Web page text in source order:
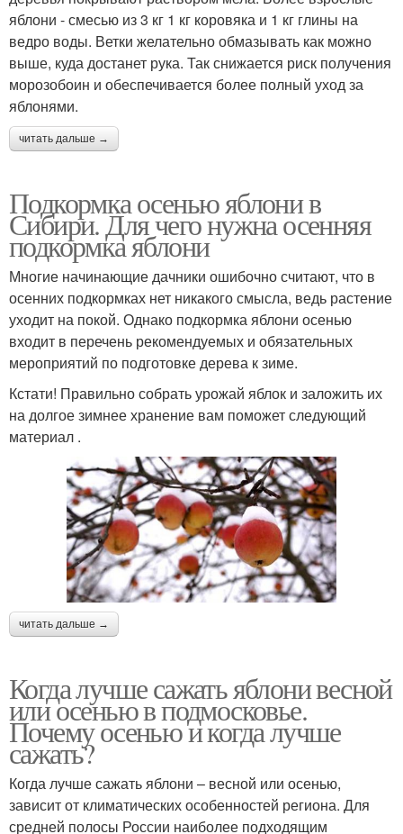
яблони - смесью из 3 кг 1 кг коровяка и 1 кг глины на
ведро воды. Ветки желательно обмазывать как можно
выше, куда достанет рука. Так снижается риск получения
морозобоин и обеспечивается более полный уход за
яблонями.
читать дальше →
Подкормка осенью яблони в
Сибири. Для чего нужна осенняя
подкормка яблони
Многие начинающие дачники ошибочно считают, что в
осенних подкормках нет никакого смысла, ведь растение
уходит на покой. Однако подкормка яблони осенью
входит в перечень рекомендуемых и обязательных
мероприятий по подготовке дерева к зиме.
Кстати! Правильно собрать урожай яблок и заложить их
на долгое зимнее хранение вам поможет следующий
материал .
читать дальше →
Когда лучше сажать яблони весной
или осенью в подмосковье.
Почему осенью и когда лучше
сажать?
Когда лучше сажать яблони – весной или осенью,
зависит от климатических особенностей региона. Для
средней полосы России наиболее подходящим